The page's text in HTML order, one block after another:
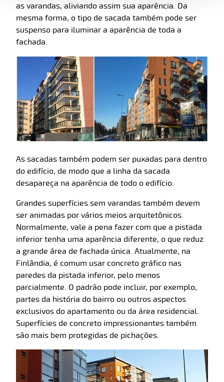
as varandas, aliviando assim sua aparência. Da
mesma forma, o tipo de sacada também pode ser
suspenso para iluminar a aparência de toda a
fachada.
As sacadas também podem ser puxadas para dentro
do edifício, de modo que a linha da sacada
desapareça na aparência de todo o edifício.
Grandes superfícies sem varandas também devem
ser animadas por vários meios arquitetônicos.
Normalmente, vale a pena fazer com que a pistada
inferior tenha uma aparência diferente, o que reduz
a grande área de fachada única. Atualmente, na
Finlândia, é comum usar concreto gráfico nas
paredes da pistada inferior, pelo menos
parcialmente. O padrão pode incluir, por exemplo,
partes da história do bairro ou outros aspectos
exclusivos do apartamento ou da área residencial.
Superfícies de concreto impressionantes também
são mais bem protegidas de pichações.